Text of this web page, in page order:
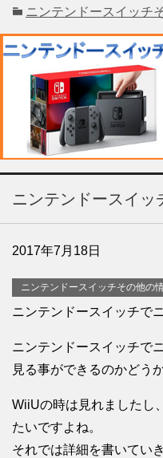
ニンテンドースイッチ
ニンテンドースイッ
2017年7月18日
ニンテンドースイッチその他の
ニンテンドースイッチで
ニンテンドースイッチで
見る事ができるのかどう
WiiUの時は見れましたし
たいですよね。
それでは詳細を書いてい